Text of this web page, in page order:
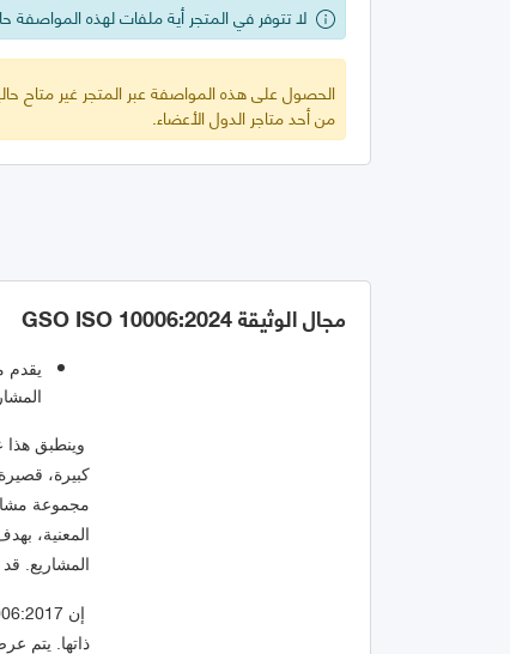
لا تتوفر في المتجر أية ملفات لهذه المواصفة
الحصول على هذه المواصفة عبر المتجر غير متاح
من أحد متاجر الدول الأعضاء.
مجال الوثيقة GSO ISO 10006:2024
يقدم
المشاريع.
إن